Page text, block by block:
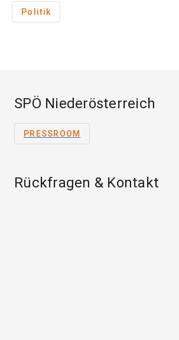
Politik
SPÖ Niederösterreich
PRESSROOM
Rückfragen & Kontakt